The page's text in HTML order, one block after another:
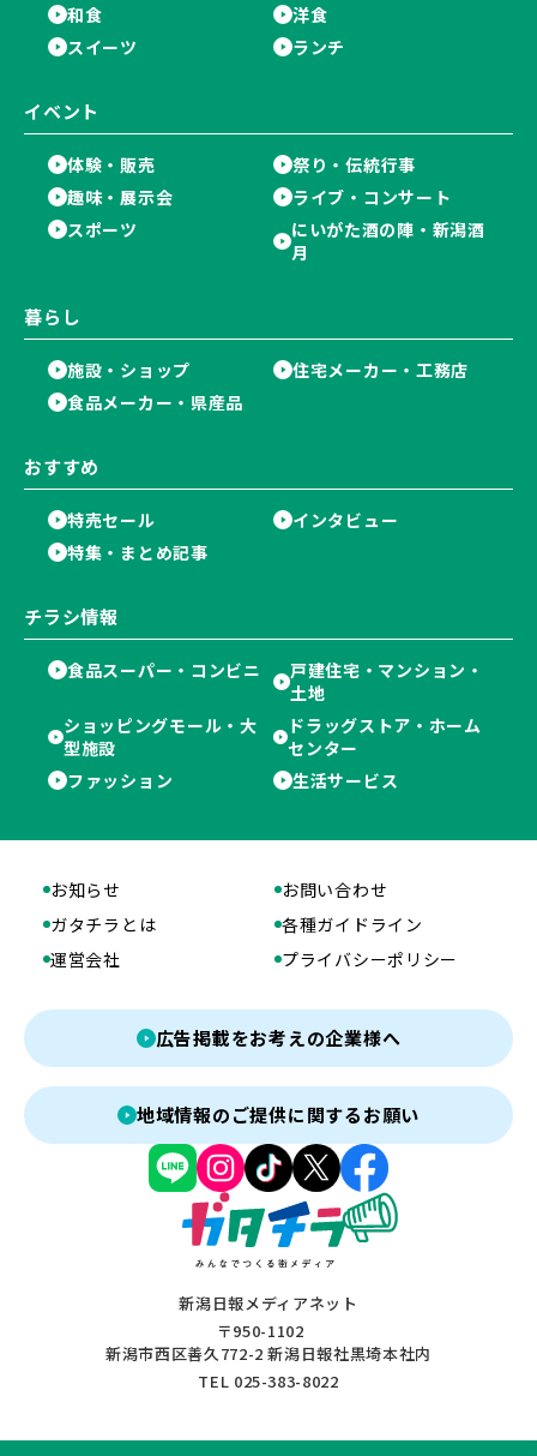
和食
洋食
スイーツ
ランチ
イベント
体験・販売
祭り・伝統行事
趣味・展示会
ライブ・コンサート
スポーツ
にいがた酒の陣・新潟酒
月
暮らし
施設・ショップ
住宅メーカー・工務店
食品メーカー・県産品
おすすめ
特売セール
インタビュー
特集・まとめ記事
チラシ情報
食品スーパー・コンビニ
戸建住宅・マンション・
土地
ショッピングモール・大
型施設
ドラッグストア・ホーム
センター
ファッション
生活サービス
新潟日報メディアネット
〒950-1102
新潟市西区善久772-2 新潟日報社黒埼本社内
TEL 025-383-8022
お知らせ
お問い合わせ
ガタチラとは
各種ガイドライン
運営会社
プライバシーポリシー
広告掲載をお考えの企業様へ
地域情報のご提供に関するお願い